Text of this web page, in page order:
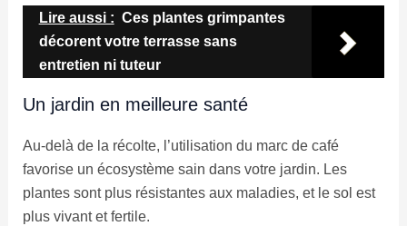
Lire aussi : Ces plantes grimpantes
décorent votre terrasse sans
entretien ni tuteur
Un jardin en meilleure santé
Au-delà de la récolte, l’utilisation du marc de café
favorise un écosystème sain dans votre jardin. Les
plantes sont plus résistantes aux maladies, et le sol est
plus vivant et fertile.